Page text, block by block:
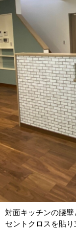
対面キッチンの腰
セントクロスを貼